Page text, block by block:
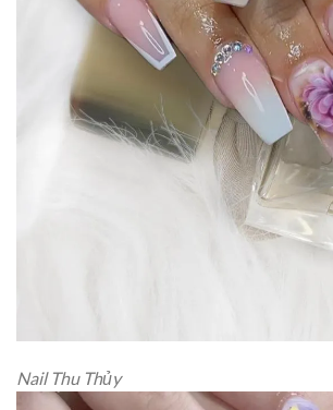
Nail Thu Thủy